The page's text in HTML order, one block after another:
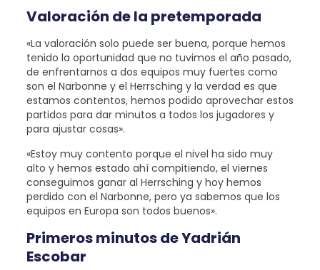
Valoración de la pretemporada
«La valoración solo puede ser buena, porque hemos
tenido la oportunidad que no tuvimos el año pasado,
de enfrentarnos a dos equipos muy fuertes como
son el Narbonne y el Herrsching y la verdad es que
estamos contentos, hemos podido aprovechar estos
partidos para dar minutos a todos los jugadores y
para ajustar cosas».
«Estoy muy contento porque el nivel ha sido muy
alto y hemos estado ahí compitiendo, el viernes
conseguimos ganar al Herrsching y hoy hemos
perdido con el Narbonne, pero ya sabemos que los
equipos en Europa son todos buenos».
Primeros minutos de Yadrián
Escobar